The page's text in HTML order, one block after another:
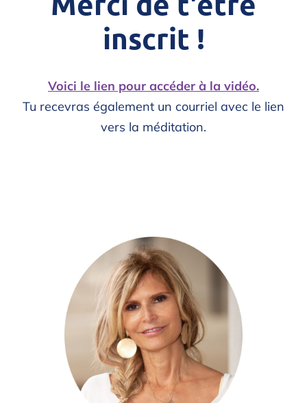
inscrit !
Voici le lien pour accéder à la vidéo.
Tu recevras également un courriel avec le lien
vers la méditation.